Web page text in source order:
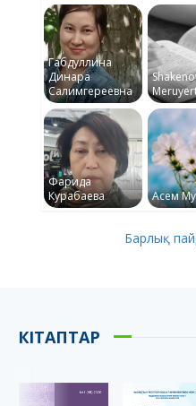
Габдуллина
Динара
Салимгереевна
Фарида
Курабаева
Асем
Барлық
КІТАПТАР